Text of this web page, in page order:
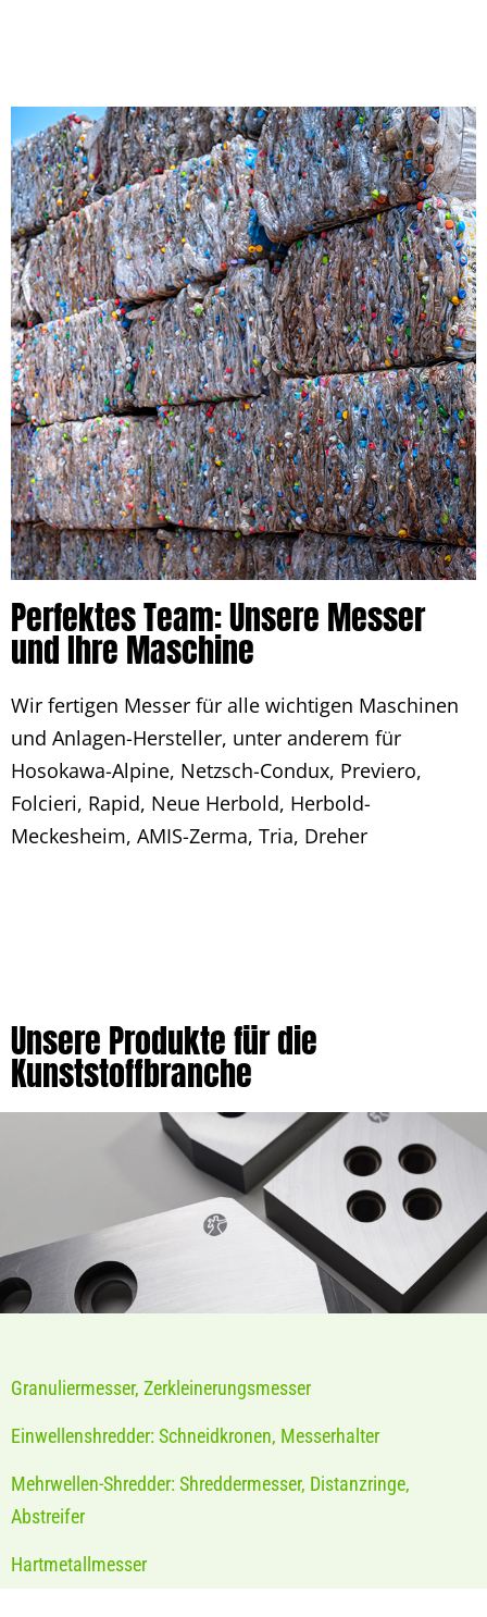
Perfektes Team: Unsere Messer
und Ihre Maschine
Wir fertigen Messer für alle wichtigen Maschinen
und Anlagen-Hersteller, unter anderem für
Hosokawa-Alpine, Netzsch-Condux, Previero,
Folcieri, Rapid, Neue Herbold, Herbold-
Meckesheim, AMIS-Zerma, Tria, Dreher
Unsere Produkte für die
Kunststoffbranche
Granuliermesser, Zerkleinerungsmesser
Einwellenshredder: Schneidkronen, Messerhalter
Mehrwellen-Shredder: Shreddermesser, Distanzringe,
Abstreifer
Hartmetallmesser